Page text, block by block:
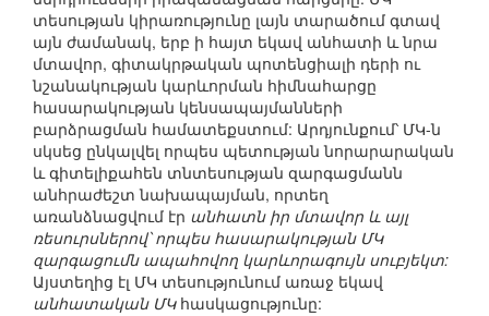
տեսության կիրառությունը լայն տարածում գտավ
այն ժամանակ, երբ ի հայտ եկավ անհատի և նրա
մտավոր, գիտակրթական պոտենցիալի դերի ու
նշանակության կարևորման հիմնահարցը
հասարակության կենսապայմանների
բարձրացման համատեքստում: Արդյունքում՝ ՄԿ-ն
սկսեց ընկալվել որպես պետության նորարարական
և գիտելիքահեն տնտեսության զարգացմանն
անհրաժեշտ նախապայման, որտեղ
առանձնացվում էր անհատն իր մտավոր և այլ
ռեսուրսներով՝ որպես հասարակության ՄԿ
զարգացումն ապահովող կարևորագույն սուբյեկտ:
Այստեղից էլ ՄԿ տեսությունում առաջ եկավ
անհատական ՄԿհասկացությունը: